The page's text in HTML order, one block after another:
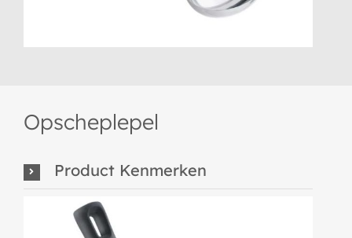
Opscheplepel
Product Kenmerken